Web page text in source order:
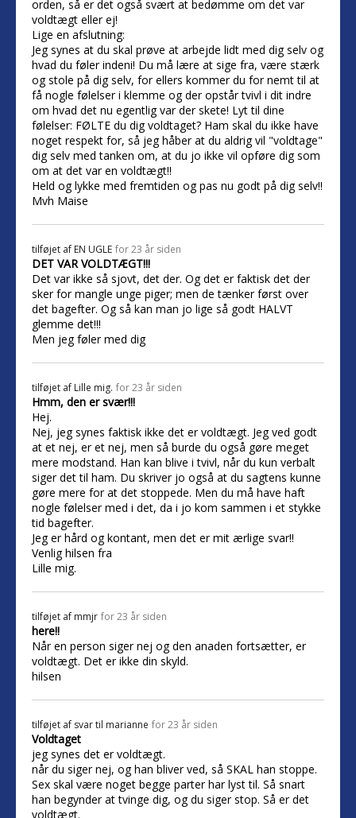
orden, så er det også svært at bedømme om det var
voldtægt eller ej!
Lige en afslutning:
Jeg synes at du skal prøve at arbejde lidt med dig selv og
hvad du føler indeni! Du må lære at sige fra, være stærk
og stole på dig selv, for ellers kommer du for nemt til at
få nogle følelser i klemme og der opstår tvivl i dit indre
om hvad det nu egentlig var der skete! Lyt til dine
følelser: FØLTE du dig voldtaget? Ham skal du ikke have
noget respekt for, så jeg håber at du aldrig vil "voldtage"
dig selv med tanken om, at du jo ikke vil opføre dig som
om at det var en voldtægt!!
Held og lykke med fremtiden og pas nu godt på dig selv!!
Mvh Maise
tilføjet af EN UGLE for 23 år siden
DET VAR VOLDTÆGT!!!
Det var ikke så sjovt, det der. Og det er faktisk det der
sker for mangle unge piger; men de tænker først over
det bagefter. Og så kan man jo lige så godt HALVT
glemme det!!!
Men jeg føler med dig
tilføjet af Lille mig. for 23 år siden
Hmm, den er svær!!!
Hej.
Nej, jeg synes faktisk ikke det er voldtægt. Jeg ved godt
at et nej, er et nej, men så burde du også gøre meget
mere modstand. Han kan blive i tvivl, når du kun verbalt
siger det til ham. Du skriver jo også at du sagtens kunne
gøre mere for at det stoppede. Men du må have haft
nogle følelser med i det, da i jo kom sammen i et stykke
tid bagefter.
Jeg er hård og kontant, men det er mit ærlige svar!!
Venlig hilsen fra
Lille mig.
tilføjet af mmjr for 23 år siden
here!!
Når en person siger nej og den anaden fortsætter, er
voldtægt. Det er ikke din skyld.
hilsen
tilføjet af svar til marianne for 23 år siden
Voldtaget
jeg synes det er voldtægt.
når du siger nej, og han bliver ved, så SKAL han stoppe.
Sex skal være noget begge parter har lyst til. Så snart
han begynder at tvinge dig, og du siger stop. Så er det
voldtægt.